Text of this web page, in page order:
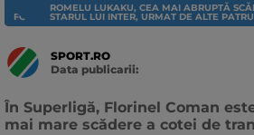
FOTBAL EXTERN
ROMELU LUKAKU, CEA MAI ABRUPTĂ
STARUL LUI INTER, URMAT DE ALTE
SPORT.RO
Data publicarii:
În Superligă, Florinel Coman
mai mare scădere a cotei de